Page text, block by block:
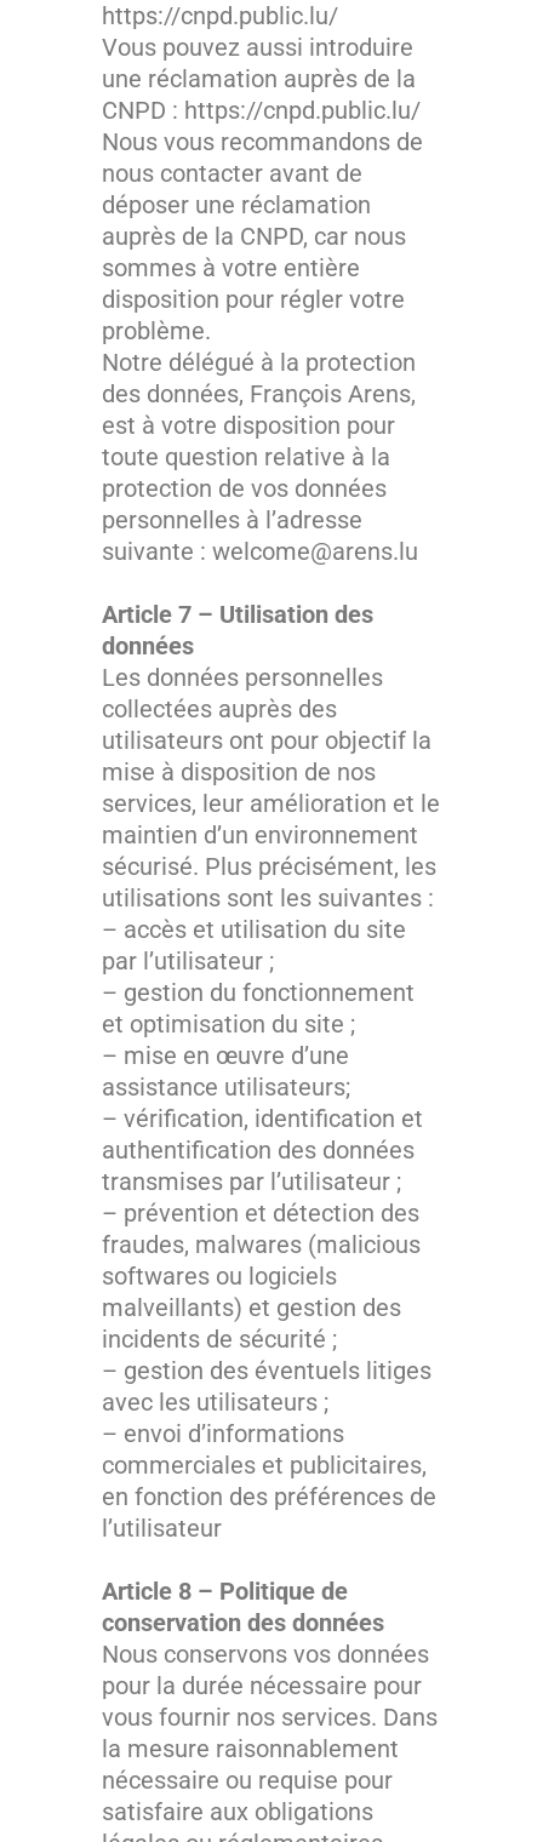
https://cnpd.public.lu/
Vous pouvez aussi introduire
une réclamation auprès de la
CNPD : https://cnpd.public.lu/
Nous vous recommandons de
nous contacter avant de
déposer une réclamation
auprès de la CNPD, car nous
sommes à votre entière
disposition pour régler votre
problème.
Notre délégué à la protection
des données, François Arens,
est à votre disposition pour
toute question relative à la
protection de vos données
personnelles à l’adresse
suivante : welcome@arens.lu
Article 7 – Utilisation des
données
Les données personnelles
collectées auprès des
utilisateurs ont pour objectif la
mise à disposition de nos
services, leur amélioration et le
maintien d’un environnement
sécurisé. Plus précisément, les
utilisations sont les suivantes :
– accès et utilisation du site
par l’utilisateur ;
– gestion du fonctionnement
et optimisation du site ;
– mise en œuvre d’une
assistance utilisateurs;
– vérification, identification et
authentification des données
transmises par l’utilisateur ;
– prévention et détection des
fraudes, malwares (malicious
softwares ou logiciels
malveillants) et gestion des
incidents de sécurité ;
– gestion des éventuels litiges
avec les utilisateurs ;
– envoi d’informations
commerciales et publicitaires,
en fonction des préférences de
l’utilisateur
Article 8 – Politique de
conservation des données
Nous conservons vos données
pour la durée nécessaire pour
vous fournir nos services. Dans
la mesure raisonnablement
nécessaire ou requise pour
satisfaire aux obligations